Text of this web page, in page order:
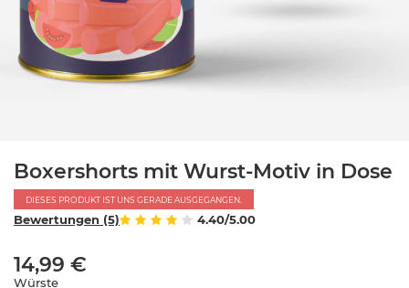
Boxershorts mit Wurst-Motiv in Dose
DIESES PRODUKT IST UNS GERADE AUSGEGANGEN.
4.40/5.00
Bewertungen (5)
14,99 €
Würste